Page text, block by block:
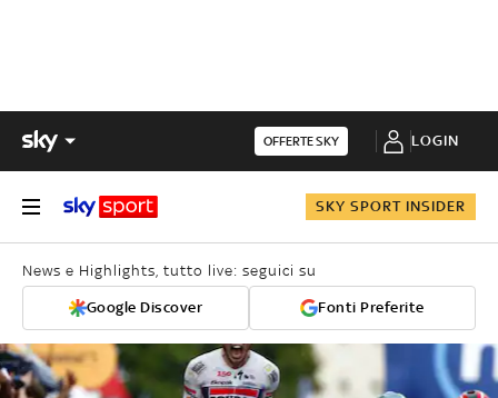
OFFERTE SKY LOGIN
SKY SPORT INSIDER
News e Highlights, tutto live: seguici su
Google Discover Fonti Preferite